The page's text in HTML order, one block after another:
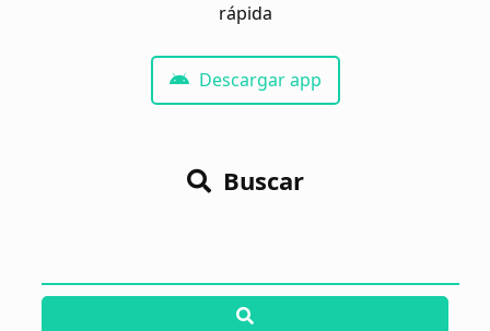
rápida
Descargar app
Buscar